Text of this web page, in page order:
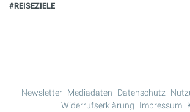
#REISEZIELE
Newsletter Mediadaten Datenschutz
Widerrufserklärung
Impressum